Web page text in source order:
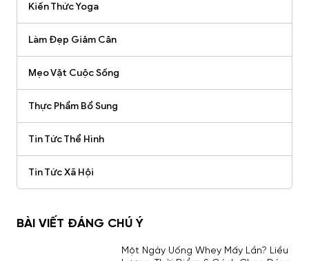
Kiến Thức Yoga
Làm Đẹp Giảm Cân
Mẹo Vặt Cuộc Sống
Thực Phẩm Bổ Sung
Tin Tức Thể Hình
Tin Tức Xã Hội
BÀI VIẾT ĐÁNG CHÚ Ý
Một Ngày Uống Whey Mấy Lần? Liều